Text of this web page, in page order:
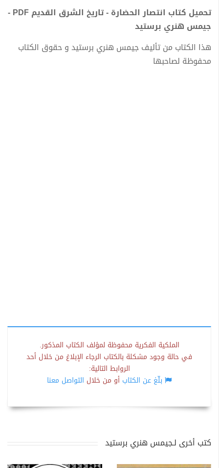
تحميل كتاب انتصار الحضارة - تاريخ الشرق القديم PDF -
جيمس هنري برستيد
هذا الكتاب من تأليف جيمس هنري برستيد و حقوق الكتاب
محفوظة لصاحبها
الملكية الفكرية محفوظة لمؤلف الكتاب المذكور.
في حالة وجود مشكلة بالكتاب الرجاء الإبلاغ من خلال أحد
الروابط التالية:
بلّغ عن الكتاب أو من خلال التواصل معنا
كتب أخرى لـجيمس هنري برستيد